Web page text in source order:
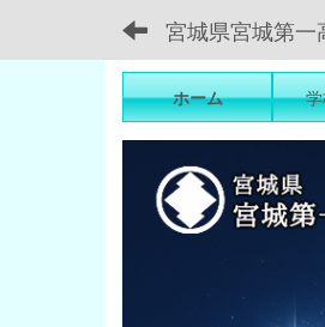
宮城県宮城第一
ホーム